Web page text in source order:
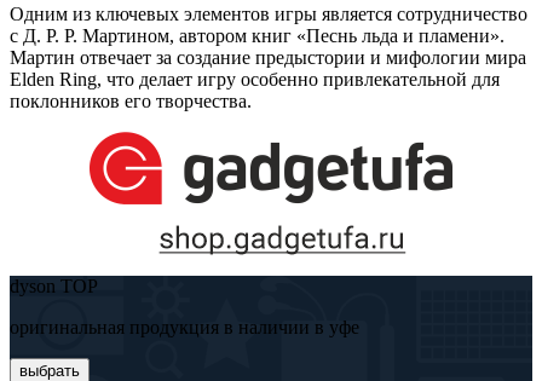
Одним из ключевых элементов игры является сотрудничество
с Д. Р. Р. Мартином, автором книг «Песнь льда и пламени».
Мартин отвечает за создание предыстории и мифологии мира
Elden Ring, что делает игру особенно привлекательной для
поклонников его творчества.
dyson TOP
оригинальная продукция в наличии в уфе
выбрать